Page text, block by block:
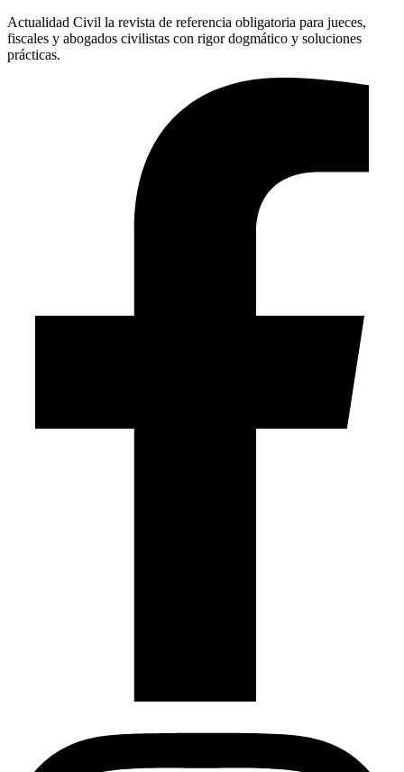
Actualidad Civil la revista de referencia obligatoria para jueces,
fiscales y abogados civilistas con rigor dogmático y soluciones
prácticas.